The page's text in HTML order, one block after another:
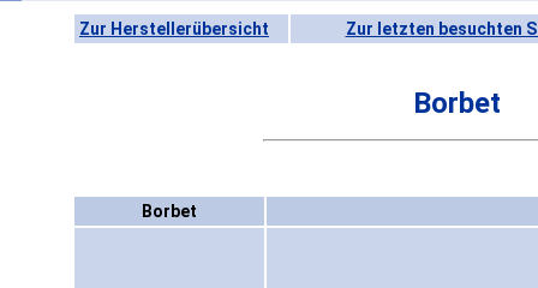
Zur Herstellerübersicht Zur letzten besuchten
Borbet
Borbet